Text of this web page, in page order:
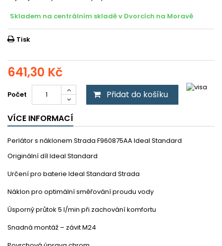
Skladem na centrálním skladě v Dvorcích na Moravě
Tisk
641,30 Kč
Počet Přidat do košíku
VÍCE INFORMACÍ
Perlátor s náklonem Strada F960875AA Ideal Standard
Originální díl Ideal Standard
Určení pro baterie Ideal Standard Strada
Náklon pro optimální směřování proudu vody
Úsporný průtok 5 l/min při zachování komfortu
Snadná montáž – závit M24